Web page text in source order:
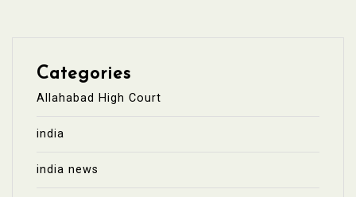
Categories
Allahabad High Court
india
india news